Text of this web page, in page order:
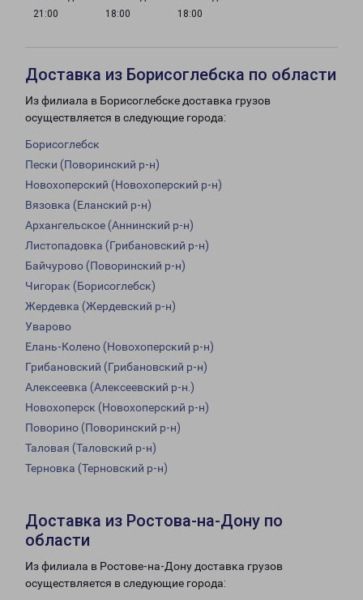
21:00
18:00
18:00
Доставка из Борисоглебска по области
Из филиала в Борисоглебске доставка грузов
осуществляется в следующие города:
Борисоглебск
Пески (Поворинский р-н)
Новохоперский (Новохоперский р-н)
Вязовка (Еланский р-н)
Архангельское (Аннинский р-н)
Листопадовка (Грибановский р-н)
Байчурово (Поворинский р-н)
Чигорак (Борисоглебск)
Жердевка (Жердевский р-н)
Уварово
Елань-Колено (Новохоперский р-н)
Грибановский (Грибановский р-н)
Алексеевка (Алексеевский р-н.)
Новохоперск (Новохоперский р-н)
Поворино (Поворинский р-н)
Таловая (Таловский р-н)
Терновка (Терновский р-н)
Доставка из Ростова-на-Дону по
области
Из филиала в Ростове-на-Дону доставка грузов
осуществляется в следующие города: